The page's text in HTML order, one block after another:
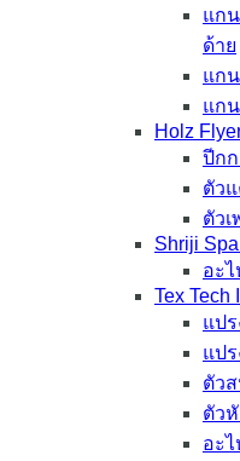
แก
ด้าย
แก
แก
Holz
ปีก
ตัว
ตัวเ
Shriji
อะ
Tex Tech
แป
แป
ตัว
ตัว
อะ